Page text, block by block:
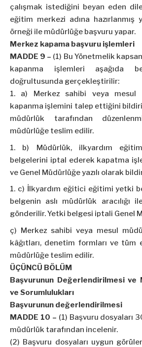
çalışmak istediğini beyan eden
eğitim merkezi adına
örneği ile müdürlüğe başvuru yapar.
Merkez kapama başvuru işlemleri
MADDE 9 – (1) Bu Yönetmelik
kapanma işlemleri aşağıda
doğrultusunda gerçekleştirilir:
a) Merkez sahibi veya mesul
kapanma işlemini talep ettiğini
müdürlük tarafından
müdürlüğe teslim edilir.
b) Müdürlük, ilkyardım
belgelerini iptal ederek kapatma
ve Genel Müdürlüğe yazılı olarak
c) İlkyardım eğitici eğitimi yetki
belgenin aslı müdürlük aracılığı
gönderilir. Yetki belgesi iptali Genel
ç) Merkez sahibi veya mesul
kâğıtları, denetim formları ve tüm
müdürlüğe teslim edilir.
ÜÇÜNCÜ BÖLÜM
Başvurunun Değerlendirilmesi ve
ve Sorumlulukları
Başvurunun değerlendirilmesi
MADDE 10 – (1) Başvuru dosyaları
müdürlük tarafından incelenir.
(2) Başvuru dosyaları uygun